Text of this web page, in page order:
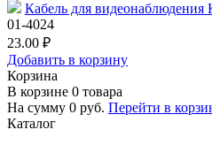
Кабель для
01-4024
23.00 ₽
Добавить в корзину
Корзина
В корзине 0 товара
На сумму 0 руб. Перейти в
Каталог